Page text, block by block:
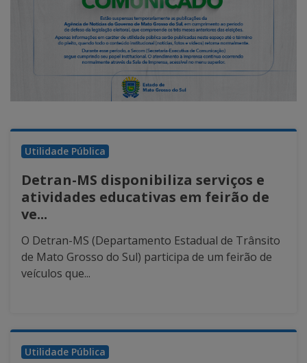
Utilidade Pública
Detran-MS disponibiliza serviços e
atividades educativas em feirão de
ve...
O Detran-MS (Departamento Estadual de Trânsito
de Mato Grosso do Sul) participa de um feirão de
veículos que...
Utilidade Pública